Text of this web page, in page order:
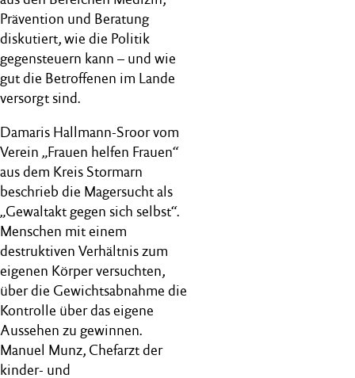
Prävention und Beratung
diskutiert, wie die Politik
gegensteuern kann – und wie
gut die Betroffenen im Lande
versorgt sind.
Damaris Hallmann-Sroor vom
Verein „Frauen helfen Frauen“
aus dem Kreis Stormarn
beschrieb die Magersucht als
„Gewaltakt gegen sich selbst“.
Menschen mit einem
destruktiven Verhältnis zum
eigenen Körper versuchten,
über die Gewichtsabnahme die
Kontrolle über das eigene
Aussehen zu gewinnen.
Manuel Munz, Chefarzt der
kinder- und